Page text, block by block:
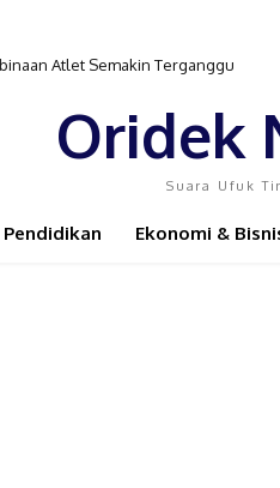
Atlet Semakin Terganggu
Oridek
Suara Ufuk
Pendidikan Ekonomi &